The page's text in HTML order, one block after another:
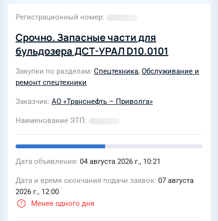
Регистрационный номер
Срочно. Запасные части для
бульдозера ДСТ-УРАЛ D10.0101
Закупки по разделам Спецтехника, Обслуживание и
ремонт спецтехники
Заказчик АО «Транснефть – Приволга»
Наименование ЭТП
Дата объявления 04 августа 2026 г., 10:21
Дата и время окончания подачи заявок 07 августа
2026 г., 12:00
Менее одного дня